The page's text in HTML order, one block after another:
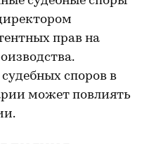
прав на
споров в
может повлиять